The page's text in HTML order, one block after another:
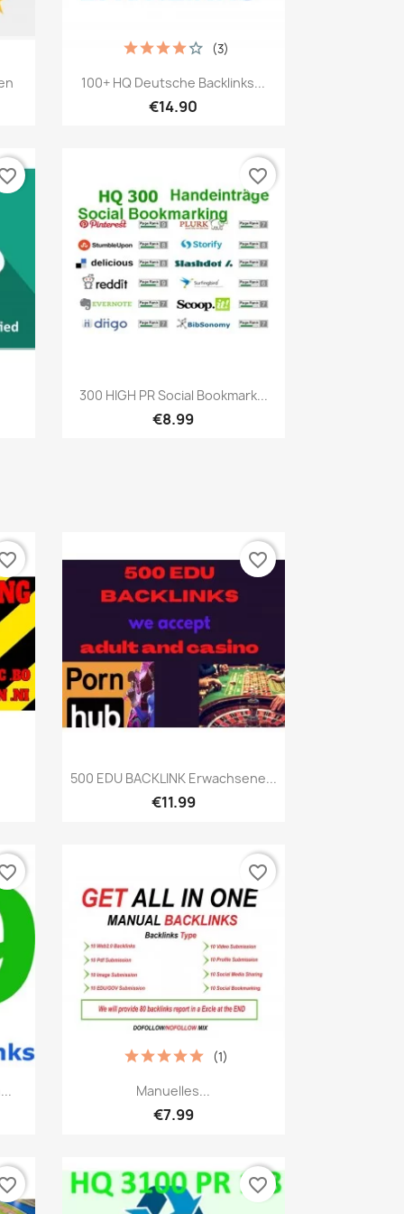
เปิดหน้าต่างย่อ
100+ HQ Deutsche Backlinks...
€14.90
(3)
 เปิดหน้าต่างย่อ
300 HIGH PR Social Bookmark...
€8.99
favorite_border
เปิดหน้าต่างย่อ
500 EDU BACKLINK Erwachsene...
€11.99
favorite_border
เปิดหน้าต่างย่อ
Manuelles...
€7.99
(1)
favorite_border
favorite_border